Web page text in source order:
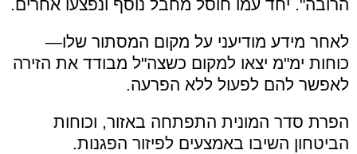
הרובה". יחד עמו חוסל מחבל נוסף ונפצעו אחרים.
לאחר מידע מודיעני על מקום המסתור שלו—
כוחות ימ"מ יצאו למקום כשצה"ל מבודד את הזירה
לאפשר להם לפעול ללא הפרעה.
הפרת סדר המונית התפתחה באזור, וכוחות
הביטחון השיבו באמצעים לפיזור הפגנות.